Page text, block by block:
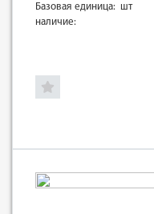
Базовая единица: шт
наличие: